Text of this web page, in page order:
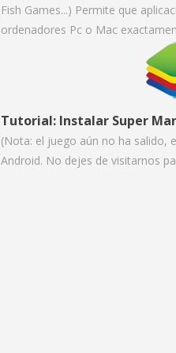
Fish Games...) Permite que
ordenadores Pc o Mac
Tutorial: Instalar Super
(Nota: el juego aún no ha salido,
Android. No dejes de visitarnos